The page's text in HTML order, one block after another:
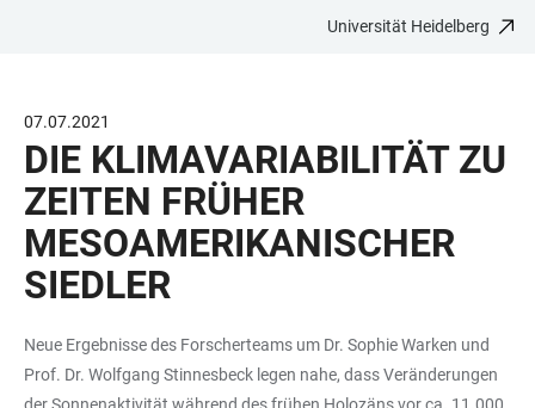
BARRIEREFREIHEIT
Universität Heidelberg
07.07.2021
DIE KLIMAVARIABILITÄT ZU
ZEITEN FRÜHER
MESOAMERIKANISCHER
SIEDLER
Neue Ergebnisse des Forscherteams um Dr. Sophie Warken und
Prof. Dr. Wolfgang Stinnesbeck legen nahe, dass Veränderungen